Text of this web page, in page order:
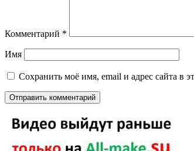
Комментарий *
Имя
Сохранить моё имя, email и адрес сайта в